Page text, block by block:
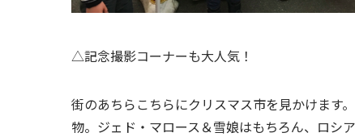
△記念撮影コーナーも大人気！
街のあちらこちらにクリスマス市を見かけます
物。ジェド・マロース＆雪娘はもちろん、ロシ